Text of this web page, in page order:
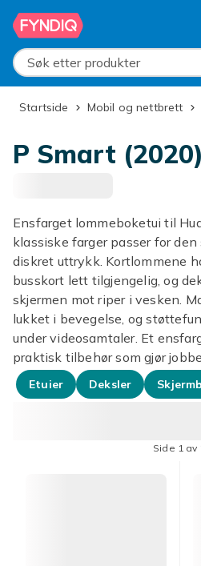
Hopp til hovedinnhold
Søk etter produkter
Startside Mobil og nettbrett
P Smart (2020)
Ensfarget lommeboketui til
klassiske farger passer for
diskret uttrykk. Kortlommene
busskort lett tilgjengelig, og
skjermen mot riper i vesken.
lukket i bevegelse, og
under videosamtaler. Et
praktisk tilbehør som gjør
Etuier Deksler
Side 1 av